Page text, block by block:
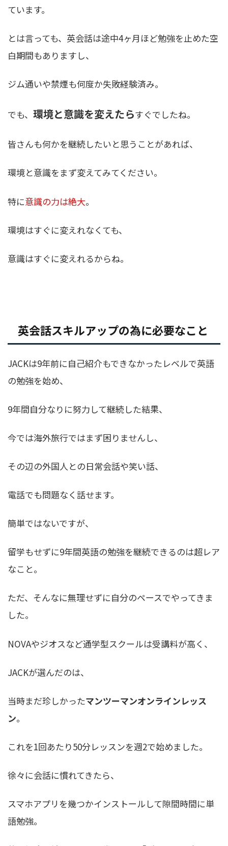
ています。
とは言っても、英会話は途中4ヶ月ほど勉強を止めた空
白期間もありますし、
ジム通いや禁煙も何度か失敗経験済み。
でも、 環境と意識を変えたらすぐでしたね。
皆さんも何かを継続したいと思うことがあれば、
環境と意識をまず変えてみてください。
特に意識の力は絶大。
環境はすぐに変えれなくても、
意識はすぐに変えれるからね。
英会話スキルアップの為に必要なこと
JACKは9年前に自己紹介もできなかったレベルで英語
の勉強を始め、
9年間自分なりに努力して継続した結果、
今では海外旅行ではまず困りませんし、
その辺の外国人との日常会話や笑い話、
電話でも問題なく話せます。
簡単ではないですが、
留学もせずに9年間英語の勉強を継続できるのは超レア
なこと。
ただ、そんなに無理せずに自分のペースでやってきま
した。
NOVAやジオスなど通学型スクールは受講料が高く、
JACKが選んだのは、
当時まだ珍しかったマンツーマンオンラインレッス
ン。
これを1回あたり50分レッスンを週2で始めました。
徐々に会話に慣れてきたら、
スマホアプリを幾つかインストールして隙間時間に単
語勉強。